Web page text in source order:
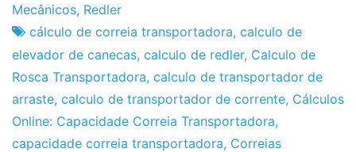
Mecânicos, Redler
cálculo de correia transportadora, calculo de
elevador de canecas, calculo de redler, Calculo de
Rosca Transportadora, calculo de transportador de
arraste, calculo de transportador de corrente, Cálculos
Online: Capacidade Correia Transportadora,
capacidade correia transportadora, Correias